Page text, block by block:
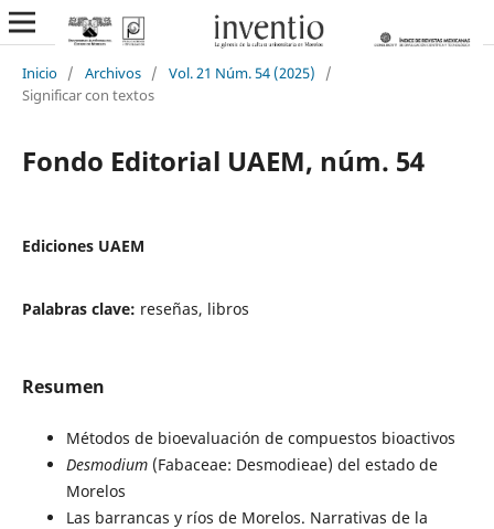
Inicio / Archivos / Vol. 21 Núm. 54 (2025)
/
Significar con textos
Fondo Editorial UAEM, núm. 54
Ediciones UAEM
Palabras clave: reseñas, libros
Resumen
Métodos de bioevaluación de compuestos bioactivos
Desmodium(Fabaceae: Desmodieae) del estado de
Morelos
Las barrancas y ríos de Morelos. Narrativas de la